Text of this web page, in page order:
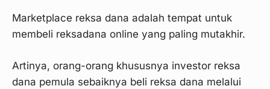
Marketplace reksa dana adalah tempat untuk
membeli reksadana online yang paling mutakhir.
Artinya, orang-orang khususnya investor reksa
dana pemula sebaiknya beli reksa dana melalui